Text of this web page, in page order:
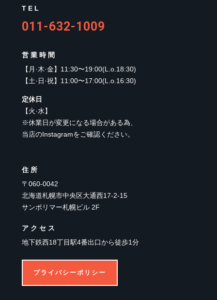
TEL
011-632-1009
営業時間
【 月·木·金】 11:30〜19:00(L.o.18:30)
【土·日·祝】 11:00〜17:00(L.o.16:30)
定休日
【火·水】
※休業日が変更になる場合がある為、
当店のInstagramをご確認ください。
住所
〒060-0042
北海道札幌市中央区大通西17-2-15
サンポリマー札幌ビル 2F
アクセス
地下鉄西18丁目駅4番出口から徒歩1分
プライバシーポリシー